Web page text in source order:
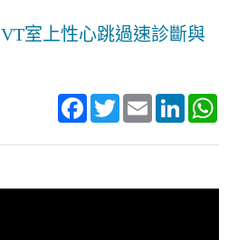
室上性心跳過速診斷與
Facebook
TwitterEmail LinkedIn